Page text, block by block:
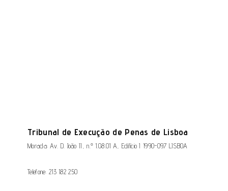
Tribunal de Execução de Penas de Lisboa
Morada: Av. D. João II, n.º 1.08.01 A, Edifício I 1990-097 LISBOA
Telefone: 213 182 250